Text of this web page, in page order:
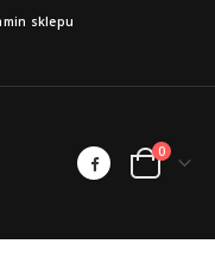
sklepu
0